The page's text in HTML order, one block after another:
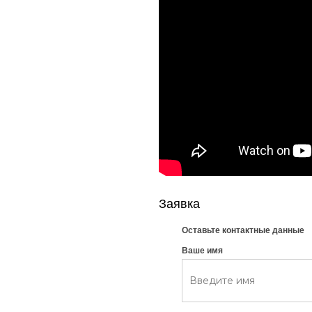
Заявка
Оставьте контактные данные
Ваше имя